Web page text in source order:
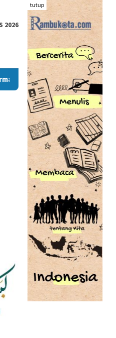
tutup
2026
dan berita menarik dari situs